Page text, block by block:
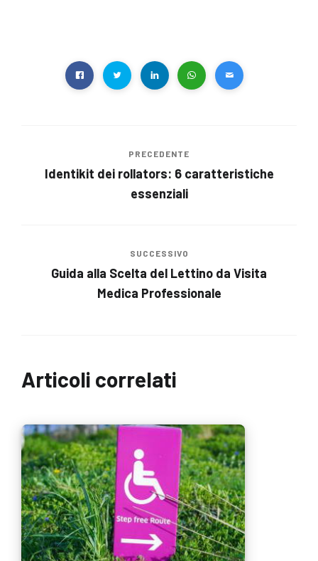
PRECEDENTE
Identikit dei rollators: 6 caratteristiche
essenziali
SUCCESSIVO
Guida alla Scelta del Lettino da Visita
Medica Professionale
Articoli correlati